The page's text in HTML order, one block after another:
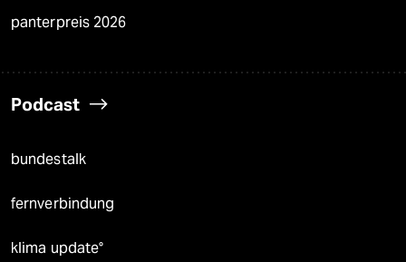
panterpreis 2026
Podcast
bundestalk
fernverbindung
klima update°